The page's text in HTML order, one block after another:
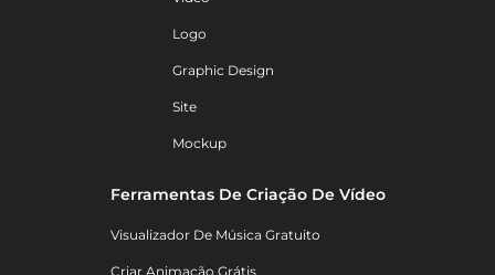
Logo
Graphic Design
Site
Mockup
Ferramentas De Criação De Vídeo
Visualizador De Música Gratuito
Criar Animação Grátis